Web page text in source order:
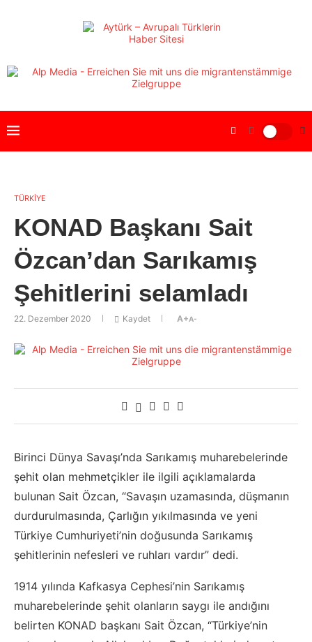
TÜRKİYE
KONAD Başkanı Sait
Özcan’dan Sarıkamış
Şehitlerini selamladı
22. Dezember 2020 Kaydet A+A-
Birinci Dünya Savaşı’nda Sarıkamış muharebelerinde
şehit olan mehmetçikler ile ilgili açıklamalarda
bulunan Sait Özcan, “Savaşın uzamasında, düşmanın
durdurulmasında, Çarlığın yıkılmasında ve yeni
Türkiye Cumhuriyeti’nin doğusunda Sarıkamış
şehitlerinin nefesleri ve ruhları vardır” dedi.
1914 yılında Kafkasya Cephesi’nin Sarıkamış
muharebelerinde şehit olanların saygı ile andığını
belirten KONAD başkanı Sait Özcan, “Türkiye’nin